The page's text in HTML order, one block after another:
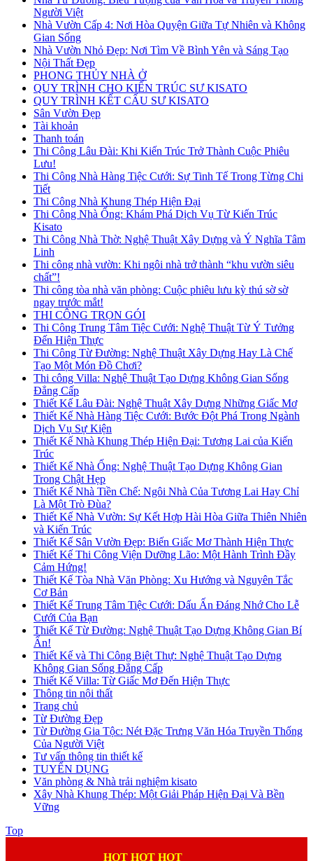
Người Việt
Nhà Vườn Cấp 4: Nơi Hòa Quyện Giữa Tự Nhiên và Không
Gian Sống
Nhà Vườn Nhỏ Đẹp: Nơi Tìm Về Bình Yên và Sáng Tạo
Nội Thất Đẹp
PHONG THỦY NHÀ Ở
QUY TRÌNH CHO KIẾN TRÚC SƯ KISATO
QUY TRÌNH KẾT CẤU SƯ KISATO
Sân Vườn Đẹp
Tài khoản
Thanh toán
Thi Công Lâu Đài: Khi Kiến Trúc Trở Thành Cuộc Phiêu
Lưu!
Thi Công Nhà Hàng Tiệc Cưới: Sự Tinh Tế Trong Từng Chi
Tiết
Thi Công Nhà Khung Thép Hiện Đại
Thi Công Nhà Ống: Khám Phá Dịch Vụ Từ Kiến Trúc
Kisato
Thi Công Nhà Thờ: Nghệ Thuật Xây Dựng và Ý Nghĩa Tâm
Linh
Thi công nhà vườn: Khi ngôi nhà trở thành “khu vườn siêu
chất”!
Thi công tòa nhà văn phòng: Cuộc phiêu lưu kỳ thú sờ sờ
ngay trước mắt!
THI CÔNG TRỌN GÓI
Thi Công Trung Tâm Tiệc Cưới: Nghệ Thuật Từ Ý Tưởng
Đến Hiện Thực
Thi Công Từ Đường: Nghệ Thuật Xây Dựng Hay Là Chế
Tạo Một Món Đồ Chơi?
Thi công Villa: Nghệ Thuật Tạo Dựng Không Gian Sống
Đẳng Cấp
Thiết Kế Lâu Đài: Nghệ Thuật Xây Dựng Những Giấc Mơ
Thiết Kế Nhà Hàng Tiệc Cưới: Bước Đột Phá Trong Ngành
Dịch Vụ Sự Kiện
Thiết Kế Nhà Khung Thép Hiện Đại: Tương Lai của Kiến
Trúc
Thiết Kế Nhà Ống: Nghệ Thuật Tạo Dựng Không Gian
Trong Chật Hẹp
Thiết Kế Nhà Tiền Chế: Ngôi Nhà Của Tương Lai Hay Chỉ
Là Một Trò Đùa?
Thiết Kế Nhà Vườn: Sự Kết Hợp Hài Hòa Giữa Thiên Nhiên
và Kiến Trúc
Thiết Kế Sân Vườn Đẹp: Biến Giấc Mơ Thành Hiện Thực
Thiết Kế Thi Công Viện Dưỡng Lão: Một Hành Trình Đầy
Cảm Hứng!
Thiết Kế Tòa Nhà Văn Phòng: Xu Hướng và Nguyên Tắc
Cơ Bản
Thiết Kế Trung Tâm Tiệc Cưới: Dấu Ấn Đáng Nhớ Cho Lễ
Cưới Của Bạn
Thiết Kế Từ Đường: Nghệ Thuật Tạo Dựng Không Gian Bí
Ẩn!
Thiết Kế và Thi Công Biệt Thự: Nghệ Thuật Tạo Dựng
Không Gian Sống Đẳng Cấp
Thiết Kế Villa: Từ Giấc Mơ Đến Hiện Thực
Thông tin nội thất
Trang chủ
Từ Đường Đẹp
Từ Đường Gia Tộc: Nét Đặc Trưng Văn Hóa Truyền Thống
Của Người Việt
Tư vấn thông tin thiết kế
TUYỂN DỤNG
Văn phòng & Nhà trải nghiệm kisato
Xây Nhà Khung Thép: Một Giải Pháp Hiện Đại Và Bền
Vững
Top
HOT HOT HOT